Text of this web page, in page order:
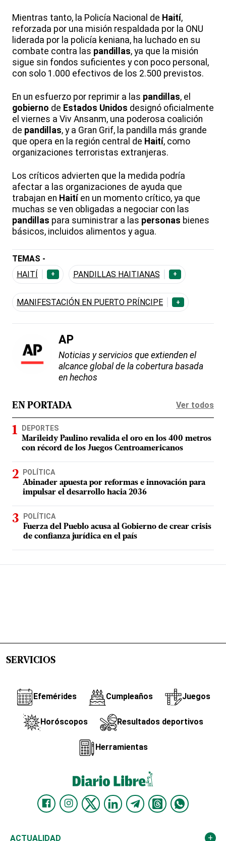
Mientras tanto, la Policía Nacional de Haití,
reforzada por una misión respaldada por la ONU
liderada por la policía keniana, ha luchado en su
combate contra las pandillas, ya que la misión
sigue sin fondos suficientes y con poco personal,
con solo 1.000 efectivos de los 2.500 previstos.
En un esfuerzo por reprimir a las pandillas, el
gobierno de Estados Unidos designó oficialmente
el viernes a Viv Ansanm, una poderosa coalición
de pandillas, y a Gran Grif, la pandilla más grande
que opera en la región central de Haití, como
organizaciones terroristas extranjeras.
Los críticos advierten que la medida podría
afectar a las organizaciones de ayuda que
trabajan en Haitíen un momento crítico, ya que
muchas se ven obligadas a negociar con las
pandillas para suministrar a las personas bienes
básicos, incluidos alimentos y agua.
TEMAS -
HAITÍ
+ PANDILLAS HAITIANAS +
MANIFESTACIÓN EN PUERTO PRÍNCIPE +
AP
Noticias y servicios que extienden el
alcance global de la cobertura basada
en hechos
EN PORTADA Ver todos
DEPORTES
Marileidy Paulino revalida el oro en los 400 metros
con récord de los Juegos Centroamericanos
POLÍTICA
Abinader apuesta por reformas e innovación para
impulsar el desarrollo hacia 2036
POLÍTICA
Fuerza del Pueblo acusa al Gobierno de crear crisis
de confianza jurídica en el país
SERVICIOS
Efemérides Cumpleaños Juegos
Horóscopos Resultados deportivos
Herramientas
ACTUALIDAD